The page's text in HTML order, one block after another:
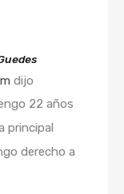
dijo
22 años
principal
derecho a